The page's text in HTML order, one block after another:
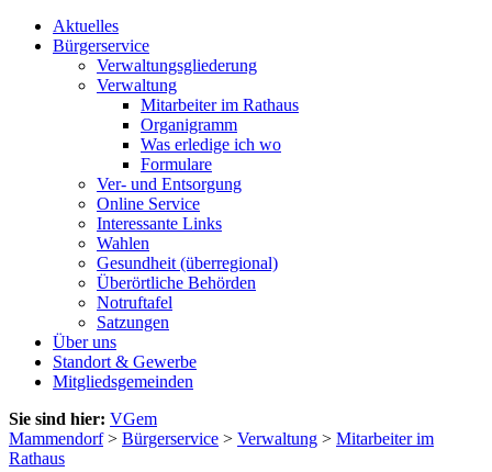
Aktuelles
Bürgerservice
Verwaltungsgliederung
Verwaltung
Mitarbeiter im Rathaus
Organigramm
Was erledige ich wo
Formulare
Ver- und Entsorgung
Online Service
Interessante Links
Wahlen
Gesundheit (überregional)
Überörtliche Behörden
Notruftafel
Satzungen
Über uns
Standort & Gewerbe
Mitgliedsgemeinden
Sie sind hier: VGem
Mammendorf> Bürgerservice > Verwaltung > Mitarbeiter im
Rathaus